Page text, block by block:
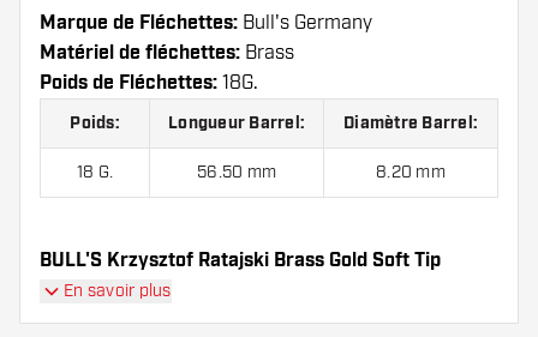
Marque de Fléchettes: Bull's Germany
Matériel de fléchettes: Brass
Poids de Fléchettes: 18G.
Poids: Longueur Barrel: Diamètre Barrel:
18 G. 56.50 mm 8.20 mm
BULL'S Krzysztof Ratajski Brass Gold Soft Tip
contient:3 fléchettes, 3 ailettes et 3 tiges.
En savoir plus